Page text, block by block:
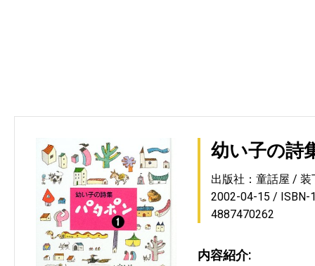
幼い子の詩
出版社：童話屋
装
2002-04-15
ISBN-
4887470262
内容紹介: